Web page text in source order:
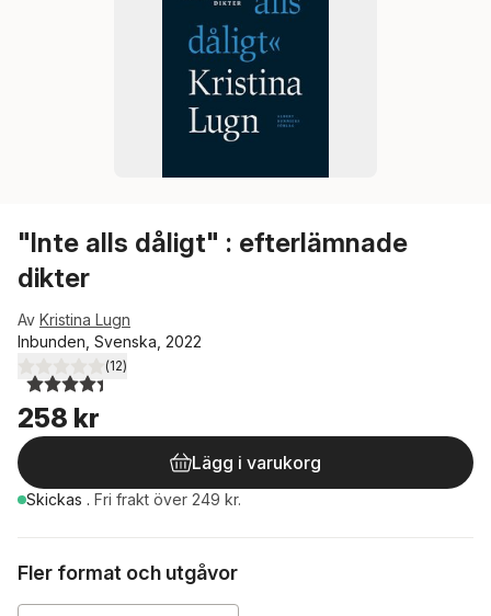
"Inte alls dåligt" : efterlämnade
dikter
Av Kristina Lugn
Inbunden, Svenska, 2022
4,4utav 5 stjärnor. Totalt antal röster:
(12)
258 kr
Lägg i varukorg
Skickas . Fri frakt över 249 kr.
Fler format och utgåvor